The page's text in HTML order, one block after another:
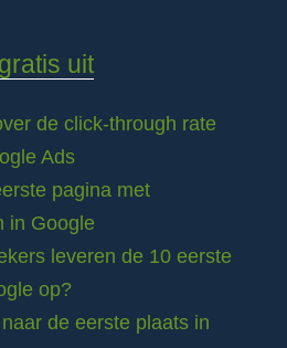
uit
de click-through rate
Ads
pagina met
in Google
leveren de 10 eerste
op?
de eerste plaats in